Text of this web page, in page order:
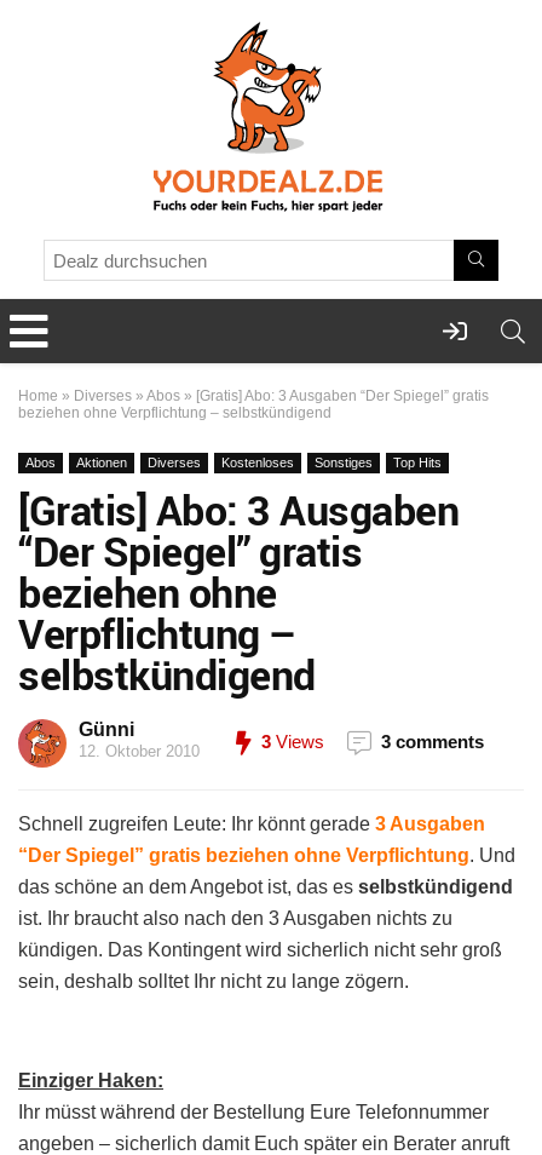
Home » Diverses » Abos » [Gratis] Abo: 3 Ausgaben “Der Spiegel” gratis
beziehen ohne Verpflichtung – selbstkündigend
Abos Aktionen Diverses Kostenloses Sonstiges Top Hits
[Gratis] Abo: 3 Ausgaben
“Der Spiegel” gratis
beziehen ohne
Verpflichtung –
selbstkündigend
Günni
12. Oktober 2010 3 Views 3 comments
Schnell zugreifen Leute: Ihr könnt gerade 3 Ausgaben
“Der Spiegel” gratis beziehen ohne Verpflichtung. Und
das schöne an dem Angebot ist, das es selbstkündigend
ist. Ihr braucht also nach den 3 Ausgaben nichts zu
kündigen. Das Kontingent wird sicherlich nicht sehr groß
sein, deshalb solltet Ihr nicht zu lange zögern.
Einziger Haken:
Ihr müsst während der Bestellung Eure Telefonnummer
angeben – sicherlich damit Euch später ein Berater anruft